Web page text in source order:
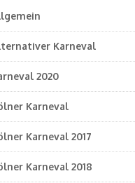
Karneval
2020
Karneval
Karneval 2017
Karneval 2018